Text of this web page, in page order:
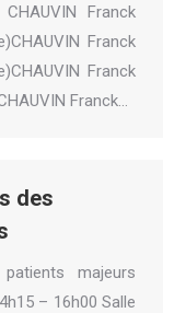
Franck
Franck
Franck
Franck…
des
majeurs
– 16h00 Salle